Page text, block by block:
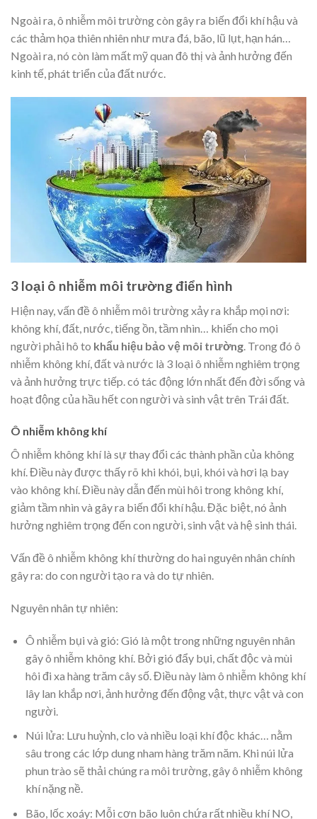
Ngoài ra, ô nhiễm môi trường còn gây ra biến đổi khí hậu và
các thảm họa thiên nhiên như mưa đá, bão, lũ lụt, hạn hán…
Ngoài ra, nó còn làm mất mỹ quan đô thị và ảnh hưởng đến
kinh tế, phát triển của đất nước.
3 loại ô nhiễm môi trường điển hình
Hiện nay, vấn đề ô nhiễm môi trường xảy ra khắp mọi nơi:
không khí, đất, nước, tiếng ồn, tầm nhìn… khiến cho mọi
người phải hô to khẩu hiệu bảo vệ môi trường . Trong đó ô
nhiễm không khí, đất và nước là 3 loại ô nhiễm nghiêm trọng
và ảnh hưởng trực tiếp. có tác động lớn nhất đến đời sống và
hoạt động của hầu hết con người và sinh vật trên Trái đất.
Ô nhiễm không khí
Ô nhiễm không khí là sự thay đổi các thành phần của không
khí. Điều này được thấy rõ khi khói, bụi, khói và hơi lạ bay
vào không khí. Điều này dẫn đến mùi hôi trong không khí,
giảm tầm nhìn và gây ra biến đổi khí hậu. Đặc biệt, nó ảnh
hưởng nghiêm trọng đến con người, sinh vật và hệ sinh thái.
Vấn đề ô nhiễm không khí thường do hai nguyên nhân chính
gây ra: do con người tạo ra và do tự nhiên.
Nguyên nhân tự nhiên:
Ô nhiễm bụi và gió: Gió là một trong những nguyên nhân
gây ô nhiễm không khí. Bởi gió đẩy bụi, chất độc và mùi
hôi đi xa hàng trăm cây số. Điều này làm ô nhiễm không khí
lây lan khắp nơi, ảnh hưởng đến động vật, thực vật và con
người.
Núi lửa: Lưu huỳnh, clo và nhiều loại khí độc khác… nằm
sâu trong các lớp dung nham hàng trăm năm. Khi núi lửa
phun trào sẽ thải chúng ra môi trường, gây ô nhiễm không
khí nặng nề.
Bão, lốc xoáy: Mỗi cơn bão luôn chứa rất nhiều khí NO,